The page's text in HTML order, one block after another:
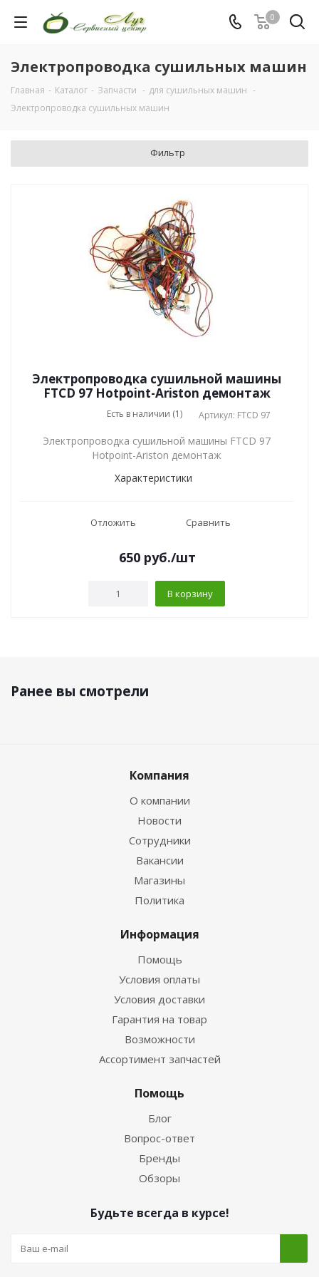
0
Электропроводка сушильных машин
Главная - Каталог - Запчасти - для сушильных машин -
Электропроводка сушильных машин
Фильтр
Электропроводка сушильной машины
FTCD 97 Hotpoint-Ariston демонтаж
Есть в наличии (1) Артикул: FTCD 97
Электропроводка сушильной машины FTCD 97
Hotpoint-Ariston демонтаж
Характеристики
Отложить Сравнить
650руб./шт
В корзину
Ранее вы смотрели
Компания
О компании
Новости
Сотрудники
Вакансии
Магазины
Политика
Информация
Помощь
Условия оплаты
Условия доставки
Гарантия на товар
Возможности
Ассортимент запчастей
Помощь
Блог
Вопрос-ответ
Бренды
Обзоры
Будьте всегда в курсе!